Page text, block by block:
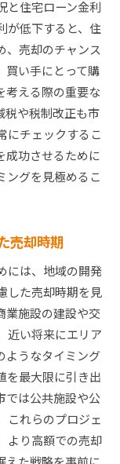
と住宅ローン金利
が低下すると、住
、売却のチャンス
買い手にとって購
考える際の重要な
税や税制改正も市
にチェックするこ
成功させるために
ングを見極めるこ
売却時期
には、地域の開発
した売却時期を見
業施設の建設や交
近い将来にエリア
ようなタイミング
を最大限に引き出
では公共施設や公
これらのプロジェ
より高額での売却